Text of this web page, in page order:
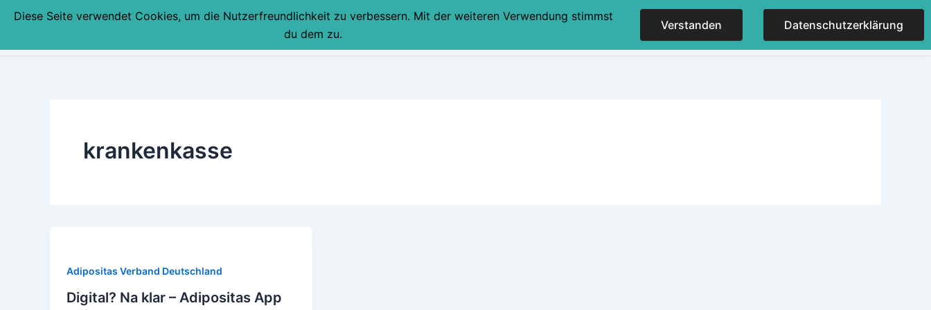
Zum
STARTSEITE KONTAKT IMPRESSUM
krankenkasse
Adipositas Verband Deutschland
Digital? Na klar – Adipositas App
Diese Seite verwendet Cookies, um die Nutzerfreundlichkeit zu verbessern. Mit der weiteren Verwendung stimmst
du dem zu.
Verstanden Datenschutzerklärung